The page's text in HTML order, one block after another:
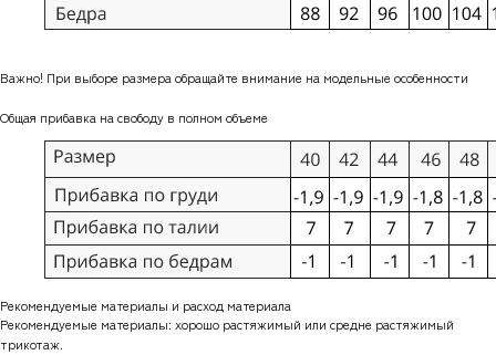
Важно! При выборе размера обращайте внимание на модельные особенности
Общая прибавка на свободу в полном объеме
Рекомендуемые материалы и расход материала
Рекомендуемые материалы: хорошо растяжимый или средне растяжимый
трикотаж.